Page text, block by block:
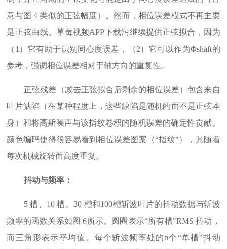
意与图 4 类似的正弦幅度）。然而，相位误差模式不再主要
是正弦曲线。草莓视频APP下载污继续提供正弦拟合，因为
（1）它有助于识别同心度误差，（2）它可以作为Φshaft的
参考，强调相位误差相对于轴方向的重复性。
正弦残差（减去正弦拟合后剩余的相位误差）包含来自
叶片缺陷（在某种程度上，这些缺陷是随机的而不是正弦本
身）和将高斯噪声与该指纹卷积的随机误差的确定性贡献。
颜色编码使得很容易看到相位误差图案（“指纹"），其随着
每次机械旋转而高度重复。
抖动与频率：
5 槽、10 槽、30 槽和100槽斩波叶片的抖动数据与斩波
频率的函数关系如图 6所示。圆圈表示“所有槽"RMS 抖动，
而三角形表示平均值。每个斩波频率处的n个“单槽"抖动